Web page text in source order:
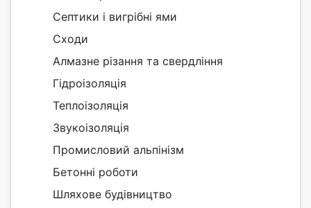
Септики і вигрібні ями
Сходи
Алмазне різання та свердління
Гідроізоляція
Теплоізоляція
Звукоізоляція
Промисловий альпінізм
Бетонні роботи
Шляхове будівництво